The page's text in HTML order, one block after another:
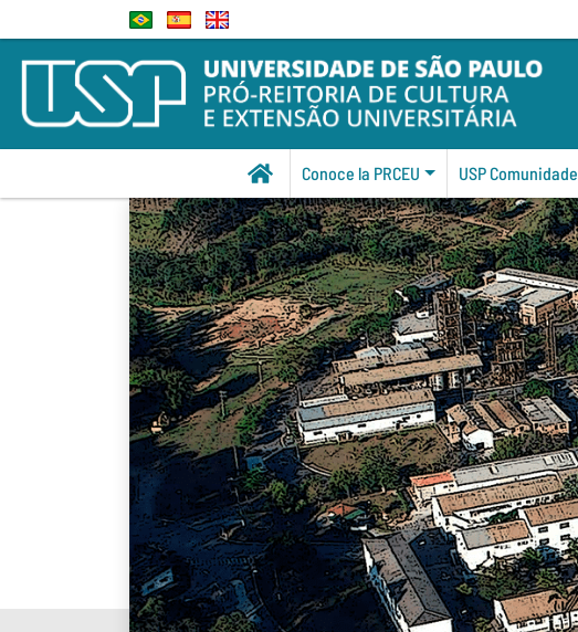
Conoce la PRCEU USP Comunidade